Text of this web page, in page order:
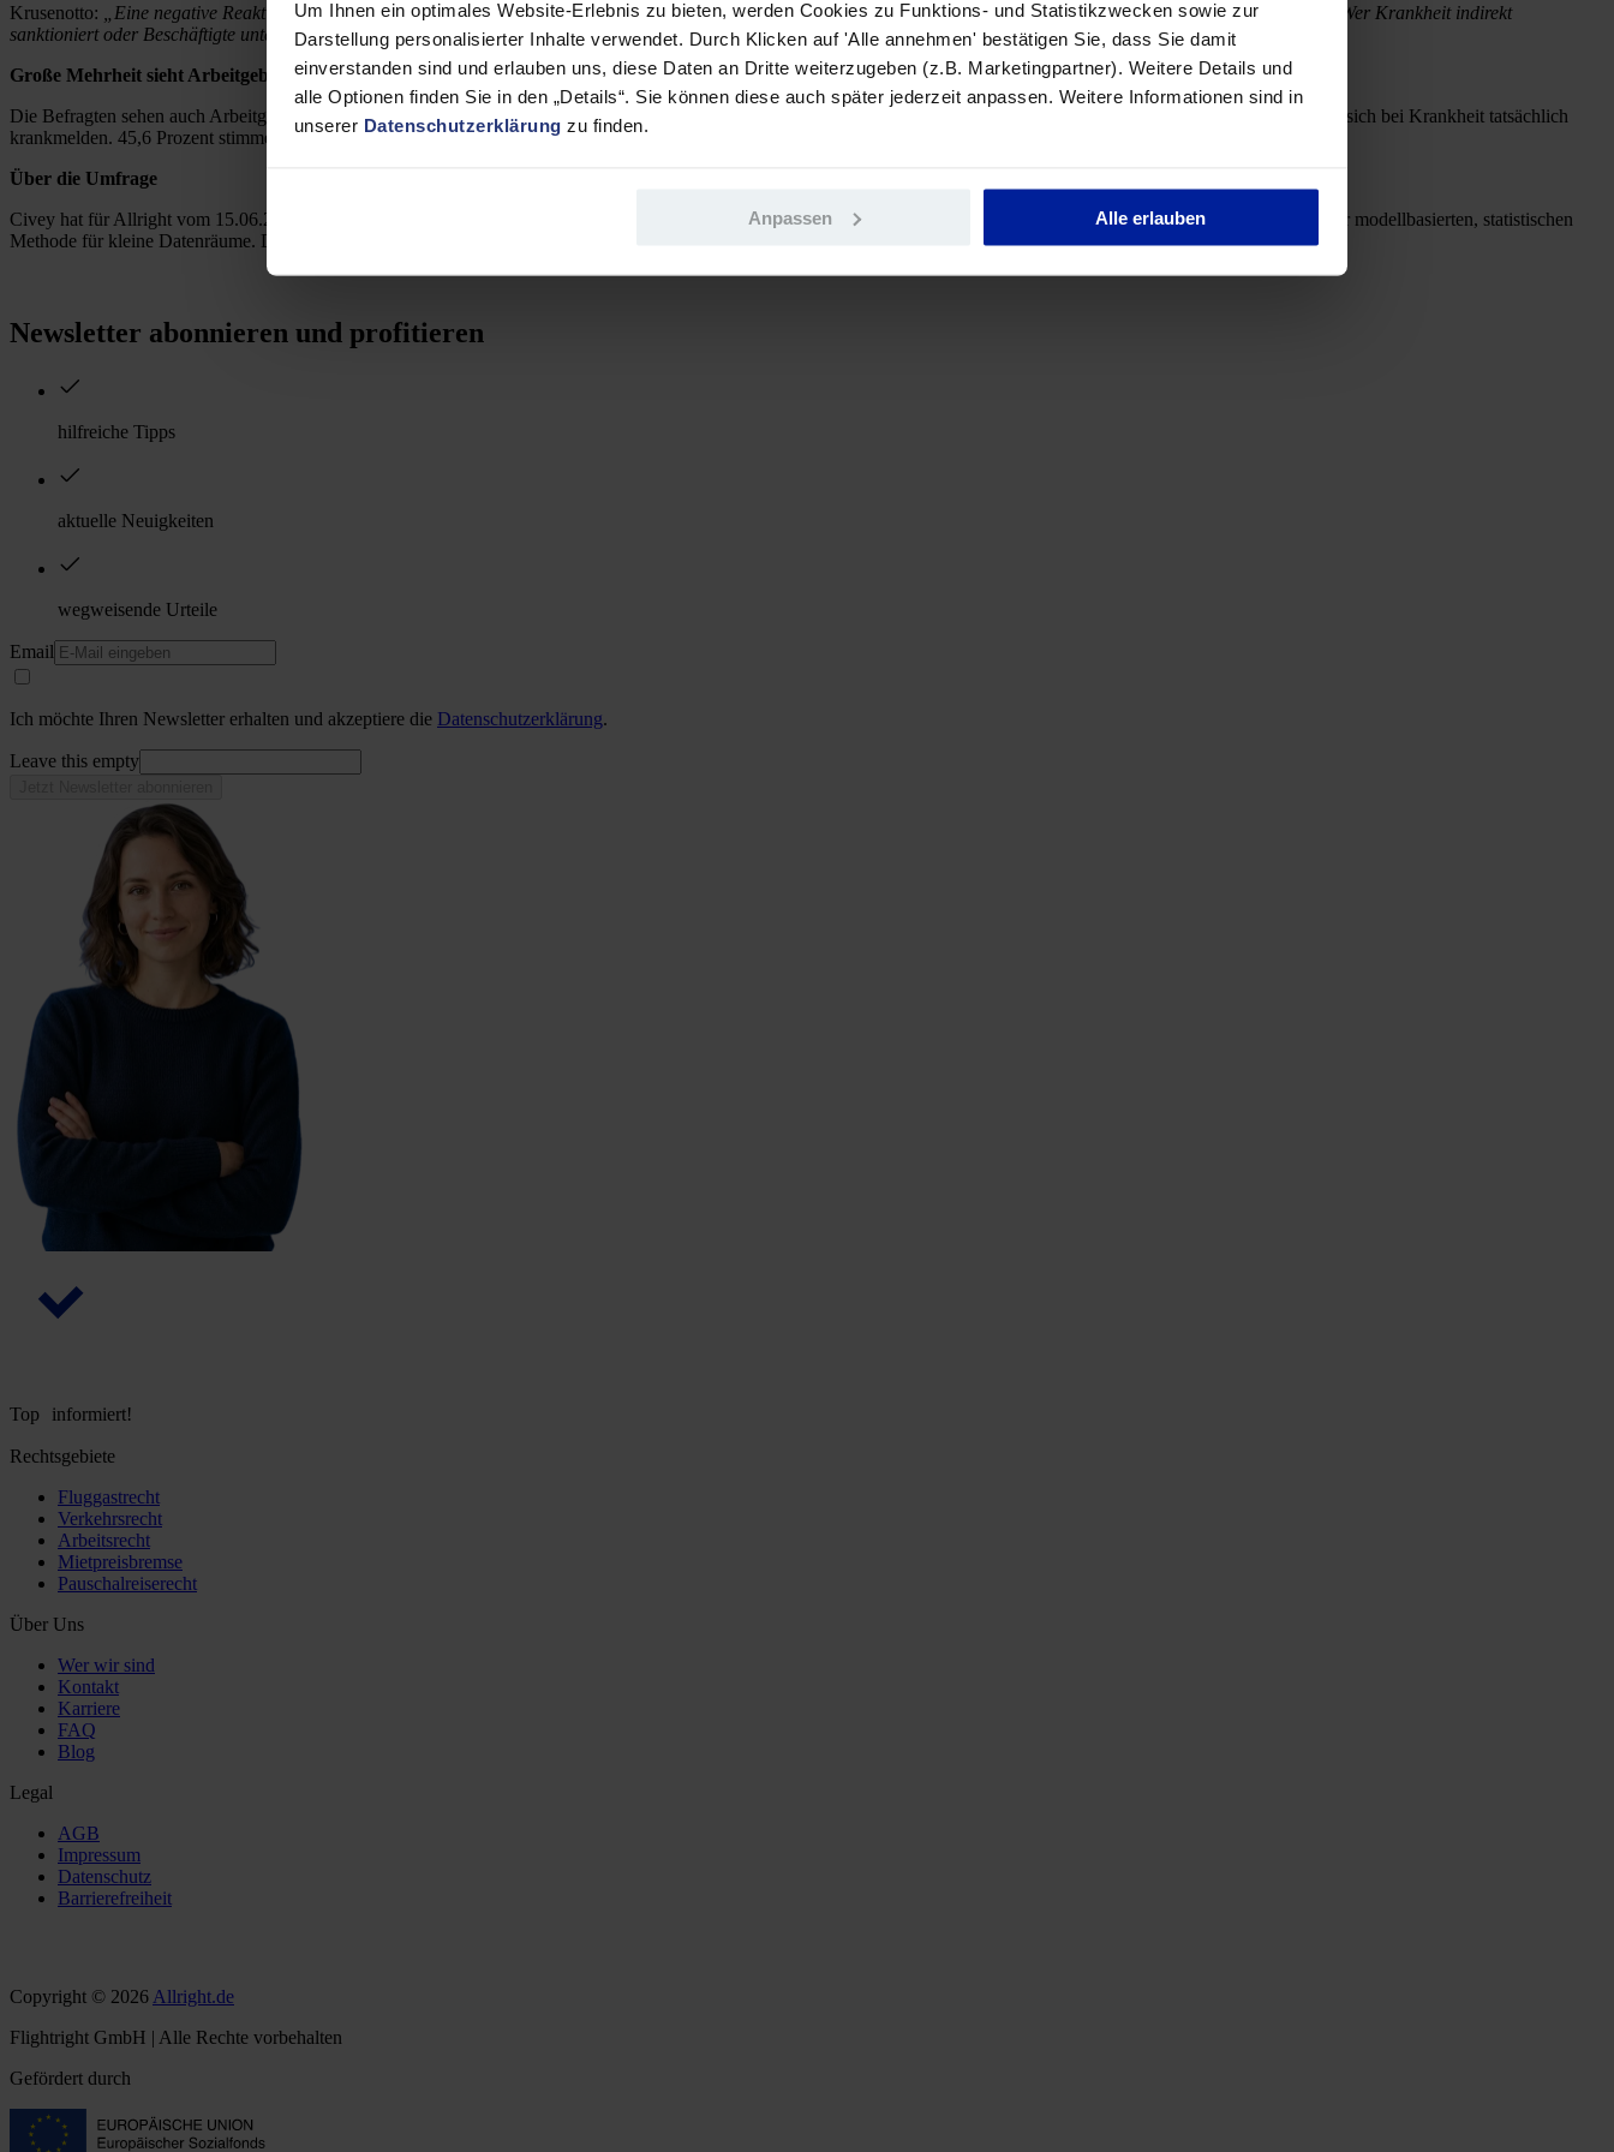
Um Ihnen ein optimales Website-Erlebnis zu bieten, werden Cookies zu Funktions- und Statistikzwecken sowie zur
Darstellung personalisierter Inhalte verwendet. Durch Klicken auf 'Alle annehmen' bestätigen Sie, dass Sie damit
einverstanden sind und erlauben uns, diese Daten an Dritte weiterzugeben (z.B. Marketingpartner). Weitere Details und
alle Optionen finden Sie in den „Details“. Sie können diese auch später jederzeit anpassen. Weitere Informationen sind in
unserer Datenschutzerklärung zu finden.
Anpassen Alle erlauben
Krusenotto:
„Eine negative Reaktion auf eine Krankmeldung kann Beschäftigte nachhaltig verunsichern. Gerade Führungskräfte sollten deshalb sehr bewusst kommunizieren. Wer Krankheit indirekt
sanktioniert oder Beschäftigte unter Druck setzt, riskiert nicht nur Vertrauensverlust, sondern auch arbeitsrechtliche Konflikte.“
Große Mehrheit sieht Arbeitgeber stärker in der Verantwortung
Die Befragten sehen auch Arbeitgeber in der Pflicht: 86,1 Prozent der Erwerbstätigen finden, dass Arbeitgeber mehr Verantwortung dafür übernehmen sollten, dass Beschäftigte sich bei Krankheit tatsächlich
krankmelden. 45,6 Prozent stimmen dieser Aussage „auf jeden Fall“ zu, 40,5 Prozent antworten mit „eher ja“.
Über die Umfrage
Civey hat für Allright vom 15.06.2026 bis 17.06.2026 online 2000 Bundesbürgerinnen und Bundesbürger ab 18 Jahren befragt. Die Ergebnisse sind repräsentativ auf Basis einer modellbasierten, statistischen
Methode für kleine Datenräume. Der durchschnittliche statistische Fehler liegt bei 2,5 Prozentpunkten. Weitere Informationen zur Methodik finden Sie hier.
Newsletter abonnieren und profitieren
hilfreiche Tipps
aktuelle Neuigkeiten
wegweisende Urteile
Email
Ich möchte Ihren Newsletter erhalten und akzeptiere die Datenschutzerklärung.
Leave this empty
Top informiert!
Rechtsgebiete
Fluggastrecht
Verkehrsrecht
Arbeitsrecht
Mietpreisbremse
Pauschalreiserecht
Über Uns
Wer wir sind
Kontakt
Karriere
FAQ
Blog
Legal
AGB
Impressum
Datenschutz
Barrierefreiheit
Copyright © 2026 Allright.de
Flightright GmbH | Alle Rechte vorbehalten
Gefördert durch